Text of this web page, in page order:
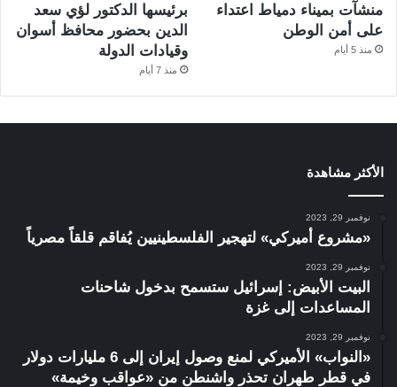
منشآت بميناء دمياط اعتداء
على أمن الوطن
منذ 5 أيام
برئيسها الدكتور لؤي سعد
الدين بحضور محافظ أسوان
وقيادات الدولة
منذ 7 أيام
الأكثر مشاهدة
نوفمبر 29, 2023
«مشروع أميركي» لتهجير الفلسطينيين يُفاقم قلقاً مصرياً
نوفمبر 29, 2023
البيت الأبيض: إسرائيل ستسمح بدخول شاحنات
المساعدات إلى غزة
نوفمبر 29, 2023
«النواب» الأميركي لمنع وصول إيران إلى 6 مليارات دولار
في قطر طهران تحذر واشنطن من «عواقب وخيمة»